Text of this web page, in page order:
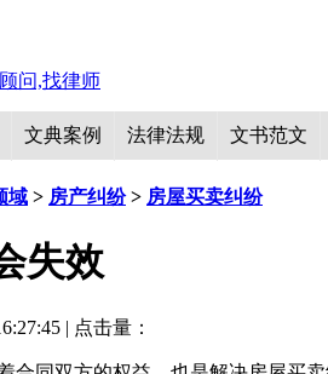
文典案例 法律法规 文书范文
域 > 房产纠纷> 房屋买卖纠纷
失效
| 点击量：